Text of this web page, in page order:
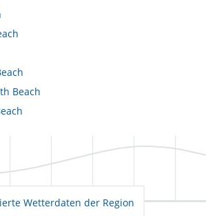
Beach
Wetterdaten der Region